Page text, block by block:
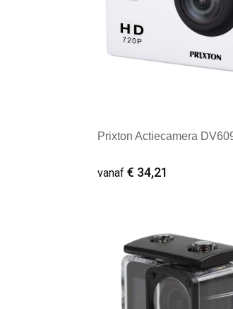
Prixton Actiecamera
vanaf € 34,21
Minimale afname: 1